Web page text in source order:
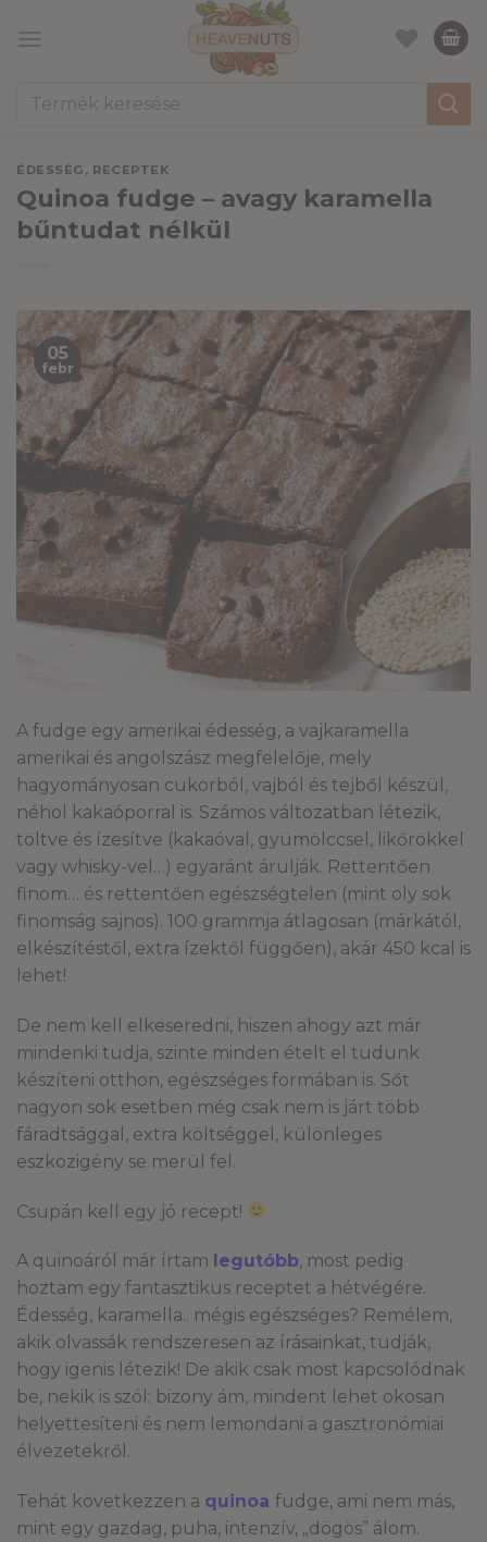
Keresés
ÉDESSÉG , RECEPTEK
Quinoa fudge – avagy karamella
bűntudat nélkül
05
febr
A fudge egy amerikai édesség, a vajkaramella
amerikai és angolszász megfelelője, mely
hagyományosan cukorból, vajból és tejből készül,
néhol kakaóporral is. Számos változatban létezik,
töltve és ízesítve (kakaóval, gyümölccsel, likőrökkel
vagy whisky-vel…) egyaránt árulják. Rettentően
finom… és rettentően egészségtelen (mint oly sok
finomság sajnos). 100 grammja átlagosan (márkától,
elkészítéstől, extra ízektől függően), akár 450 kcal is
lehet!
De nem kell elkeseredni, hiszen ahogy azt már
mindenki tudja, szinte minden ételt el tudunk
készíteni otthon, egészséges formában is. Sőt
nagyon sok esetben még csak nem is járt több
fáradtsággal, extra költséggel, különleges
eszközigény se merül fel.
Csupán kell egy jó recept!
A quinoáról már írtam legutóbb, most pedig
hoztam egy fantasztikus receptet a hétvégére.
Édesség, karamella.. mégis egészséges? Remélem,
akik olvassák rendszeresen az írásainkat, tudják,
hogy igenis létezik! De akik csak most kapcsolódnak
be, nekik is szól: bizony ám, mindent lehet okosan
helyettesíteni és nem lemondani a gasztronómiai
élvezetekről.
Tehát következzen a quinoa fudge, ami nem más,
mint egy gazdag, puha, intenzív, „dögös” álom.